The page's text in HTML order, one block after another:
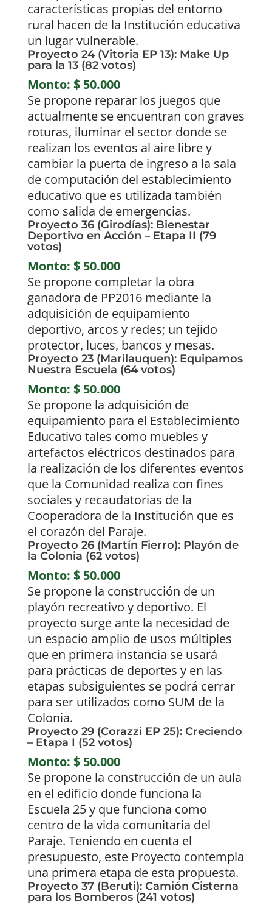
características propias del entorno
rural hacen de la Institución educativa
un lugar vulnerable.
Proyecto 24 (Vitoria EP 13): Make Up
para la 13 (82 votos)
Monto: $ 50.000
Se propone reparar los juegos que
actualmente se encuentran con graves
roturas, iluminar el sector donde se
realizan los eventos al aire libre y
cambiar la puerta de ingreso a la sala
de computación del establecimiento
educativo que es utilizada también
como salida de emergencias.
Proyecto 36 (Girodías): Bienestar
Deportivo en Acción – Etapa II (79
votos)
Monto: $ 50.000
Se propone completar la obra
ganadora de PP2016 mediante la
adquisición de equipamiento
deportivo, arcos y redes; un tejido
protector, luces, bancos y mesas.
Proyecto 23 (Marilauquen): Equipamos
Nuestra Escuela (64 votos)
Monto: $ 50.000
Se propone la adquisición de
equipamiento para el Establecimiento
Educativo tales como muebles y
artefactos eléctricos destinados para
la realización de los diferentes eventos
que la Comunidad realiza con fines
sociales y recaudatorias de la
Cooperadora de la Institución que es
el corazón del Paraje.
Proyecto 26 (Martín Fierro): Playón de
la Colonia (62 votos)
Monto: $ 50.000
Se propone la construcción de un
playón recreativo y deportivo. El
proyecto surge ante la necesidad de
un espacio amplio de usos múltiples
que en primera instancia se usará
para prácticas de deportes y en las
etapas subsiguientes se podrá cerrar
para ser utilizados como SUM de la
Colonia.
Proyecto 29 (Corazzi EP 25): Creciendo
– Etapa I (52 votos)
Monto: $ 50.000
Se propone la construcción de un aula
en el edificio donde funciona la
Escuela 25 y que funciona como
centro de la vida comunitaria del
Paraje. Teniendo en cuenta el
presupuesto, este Proyecto contempla
una primera etapa de esta propuesta.
Proyecto 37 (Beruti): Camión Cisterna
para los Bomberos (241 votos)